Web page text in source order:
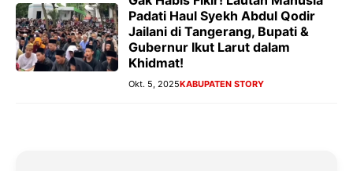
Padati Haul Syekh Abdul Qodir
Jailani di Tangerang, Bupati &
Gubernur Ikut Larut dalam
Khidmat!
Okt. 5, 2025KABUPATEN STORY